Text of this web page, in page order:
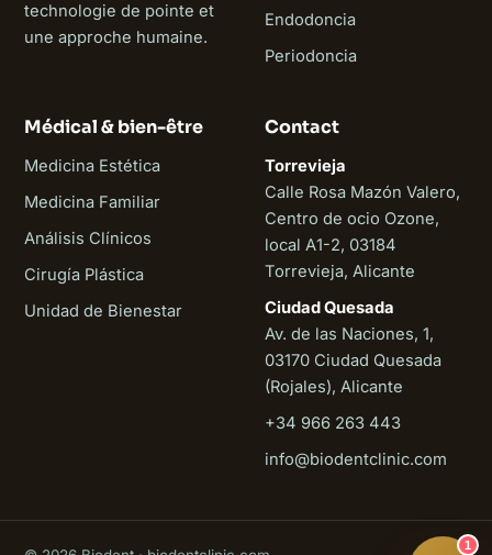
technologie de pointe et
une approche humaine.
Endodoncia
Periodoncia
Médical & bien-être
Medicina Estética
Medicina Familiar
Análisis Clínicos
Cirugía Plástica
Unidad de Bienestar
Contact
Torrevieja
Calle Rosa Mazón Valero,
Centro de ocio Ozone,
local A1-2, 03184
Torrevieja, Alicante
Ciudad Quesada
Av. de las Naciones, 1,
03170 Ciudad Quesada
(Rojales), Alicante
+34 966 263 443
info@biodentclinic.com
1